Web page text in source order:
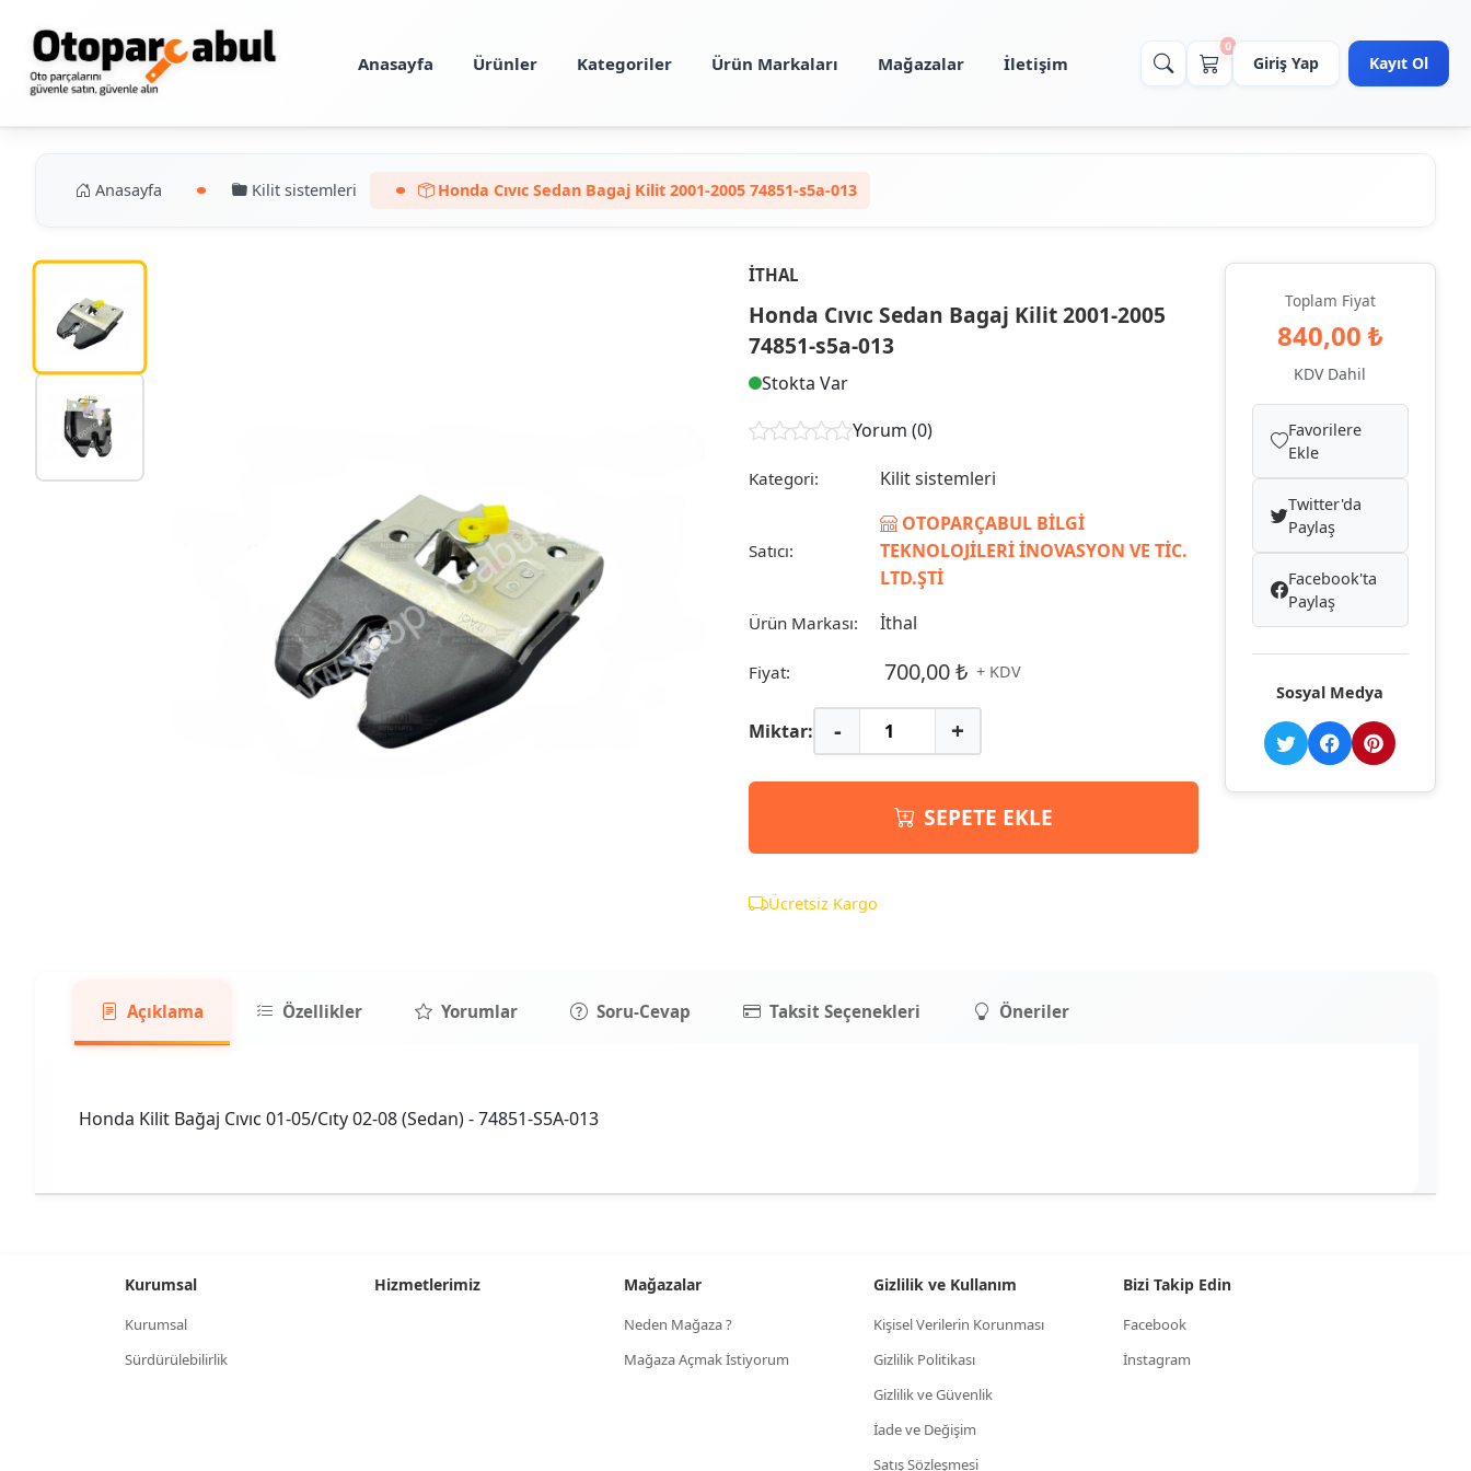
Anasayfa Ürünler Kategoriler Ürün Markaları Mağazalar İletişim
0
Giriş Yap Kayıt Ol
Anasayfa Kilit sistemleri Honda Cıvıc Sedan Bagaj Kilit 2001-2005 74851-s5a-013
İTHAL
Honda Cıvıc Sedan Bagaj Kilit 2001-2005
74851-s5a-013
Stokta Var
Yorum (0)
Kategori: Kilit sistemleri
Satıcı:
OTOPARÇABUL BİLGİ
TEKNOLOJİLERİ İNOVASYON VE TİC.
LTD.ŞTİ
Ürün Markası: İthal
Fiyat: 700,00 ₺ + KDV
Miktar: - +
SEPETE EKLE
Ücretsiz Kargo
Toplam Fiyat
840,00 ₺
KDV Dahil
Favorilere
Ekle
Twitter'da
Paylaş
Facebook'ta
Paylaş
Sosyal Medya
Açıklama Özellikler Yorumlar Soru-Cevap Taksit Seçenekleri Öneriler
Honda Kilit Bağaj Cıvıc 01-05/Cıty 02-08 (Sedan) - 74851-S5A-013
Kurumsal
Kurumsal
Sürdürülebilirlik
Hizmetlerimiz Mağazalar
Neden Mağaza ?
Mağaza Açmak İstiyorum
Gizlilik ve Kullanım
Kişisel Verilerin Korunması
Gizlilik Politikası
Gizlilik ve Güvenlik
İade ve Değişim
Satış Sözleşmesi
Bizi Takip Edin
Facebook
İnstagram